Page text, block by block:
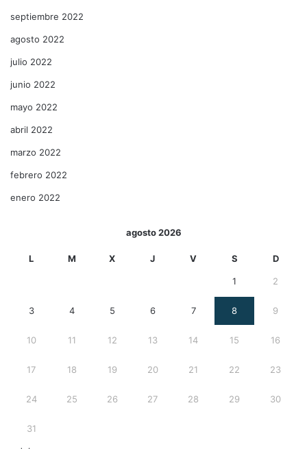
septiembre 2022
agosto 2022
julio 2022
junio 2022
mayo 2022
abril 2022
marzo 2022
febrero 2022
enero 2022
agosto 2026
L M X J V S D
1 2
3 4 5 6 7 8 9
10 11 12 13 14 15 16
17 18 19 20 21 22 23
24 25 26 27 28 29 30
31